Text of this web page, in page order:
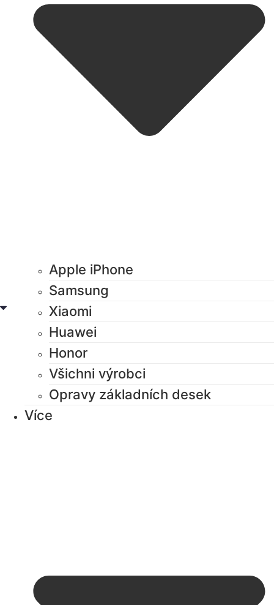
Apple iPhone
Samsung
Xiaomi
Huawei
Honor
Všichni výrobci
Opravy základních desek
Více